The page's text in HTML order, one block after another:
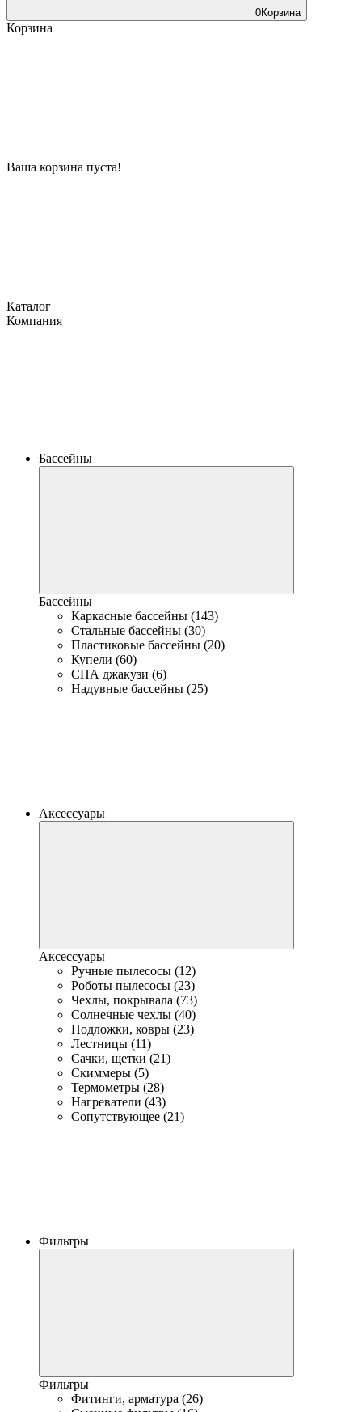
0Корзина
Корзина
Ваша корзина пуста!
Каталог
Компания
Бассейны
Бассейны
Каркасные бассейны (143)
Стальные бассейны (30)
Пластиковые бассейны (20)
Купели (60)
СПА джакузи (6)
Надувные бассейны (25)
Аксессуары
Аксессуары
Ручные пылесосы (12)
Роботы пылесосы (23)
Чехлы, покрывала (73)
Солнечные чехлы (40)
Подложки, ковры (23)
Лестницы (11)
Сачки, щетки (21)
Скиммеры (5)
Термометры (28)
Нагреватели (43)
Сопутствующее (21)
Фильтры
Фильтры
Фитинги, арматура (26)